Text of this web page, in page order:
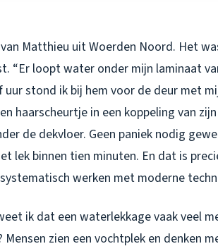
Matthieu uit Woerden Noord. Het
“Er loopt water onder mijn laminaat
uur stond ik bij hem voor de deur met
haarscheurtje in een koppeling van zijn
de dekvloer. Geen paniek nodig
lek binnen tien minuten. En dat is
werken met moderne
ik dat een waterlekkage vaak veel
zien een vochtplek en denken